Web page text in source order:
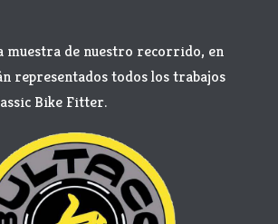
muestra de nuestro recorrido, en
representados todos los trabajos
Bike Fitter.